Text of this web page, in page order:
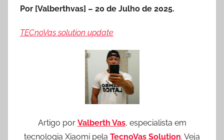
Por [Valberthvas] – 20 de Julho de 2025.
TECnoVas solution update
Artigo por Valberth Vas, especialista em
tecnologia Xiaomi pela TecnoVas Solution. Veja